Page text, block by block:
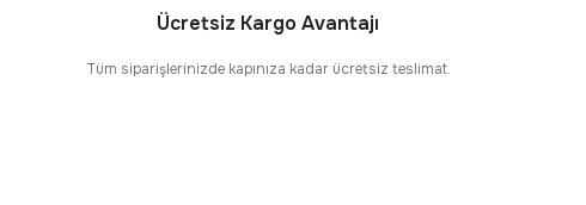
Ücretsiz Kargo Avantajı
Tüm siparişlerinizde kapınıza kadar ücretsiz teslimat.